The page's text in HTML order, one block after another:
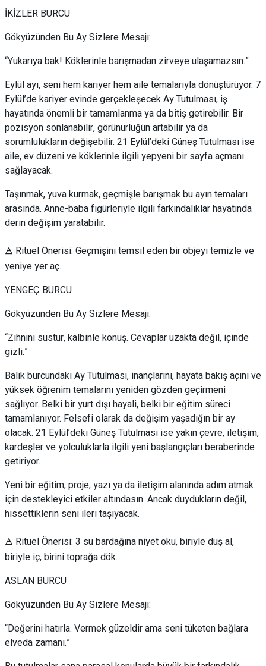
İKİZLER BURCU
Gökyüzünden Bu Ay Sizlere Mesajı:
“Yukarıya bak! Köklerinle barışmadan zirveye ulaşamazsın.”
Eylül ayı, seni hem kariyer hem aile temalarıyla dönüştürüyor. 7
Eylül’de kariyer evinde gerçekleşecek Ay Tutulması, iş
hayatında önemli bir tamamlanma ya da bitiş getirebilir. Bir
pozisyon sonlanabilir, görünürlüğün artabilir ya da
sorumlulukların değişebilir. 21 Eylül’deki Güneş Tutulması ise
aile, ev düzeni ve köklerinle ilgili yepyeni bir sayfa açmanı
sağlayacak.
Taşınmak, yuva kurmak, geçmişle barışmak bu ayın temaları
arasında. Anne-baba figürleriyle ilgili farkındalıklar hayatında
derin değişim yaratabilir.
🜁 Ritüel Önerisi: Geçmişini temsil eden bir objeyi temizle ve
yeniye yer aç.
YENGEÇ BURCU
Gökyüzünden Bu Ay Sizlere Mesajı:
“Zihnini sustur, kalbinle konuş. Cevaplar uzakta değil, içinde
gizli.”
Balık burcundaki Ay Tutulması, inançlarını, hayata bakış açını ve
yüksek öğrenim temalarını yeniden gözden geçirmeni
sağlıyor. Belki bir yurt dışı hayali, belki bir eğitim süreci
tamamlanıyor. Felsefi olarak da değişim yaşadığın bir ay
olacak. 21 Eylül’deki Güneş Tutulması ise yakın çevre, iletişim,
kardeşler ve yolculuklarla ilgili yeni başlangıçları beraberinde
getiriyor.
Yeni bir eğitim, proje, yazı ya da iletişim alanında adım atmak
için destekleyici etkiler altındasın. Ancak duydukların değil,
hissettiklerin seni ileri taşıyacak.
🜁 Ritüel Önerisi: 3 su bardağına niyet oku, biriyle duş al,
biriyle iç, birini toprağa dök.
ASLAN BURCU
Gökyüzünden Bu Ay Sizlere Mesajı:
“Değerini hatırla. Vermek güzeldir ama seni tüketen bağlara
elveda zamanı.”